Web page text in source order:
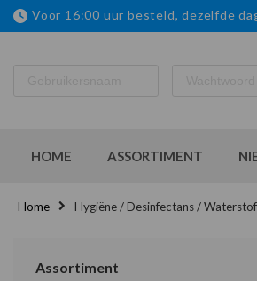
Voor 16:00 uur besteld, dezelfde
HOME ASSORTIMENT
Home Hygiëne / Desinfectans /
Assortiment